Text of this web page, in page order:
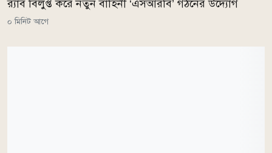
র‌্যাব বিলুপ্ত করে নতুন বাহিনী ‘এসআরবি’ গঠনের উদ্যোগ
০ মিনিট আগে